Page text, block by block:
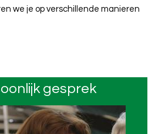
we je op verschillende manieren
gesprek